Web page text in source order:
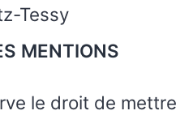
Tessy
MENTIONS
le droit de mettre